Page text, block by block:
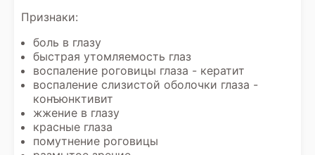
Признаки:
боль в глазу
быстрая утомляемость глаз
воспаление роговицы глаза - кератит
воспаление слизистой оболочки глаза -
конъюнктивит
жжение в глазу
красные глаза
помутнение роговицы